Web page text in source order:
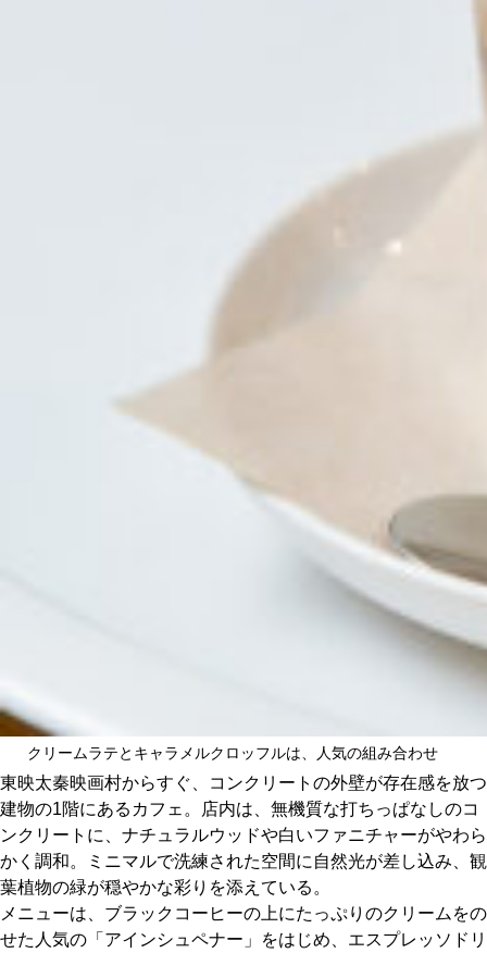
京都おやつクラブ
私と店のはなし
今月の京みやげ
関西で開催。
おすすめの展覧会
おすすめの映画
誠光社で選びました。
おすすめの本
クリームラテとキャラメルクロッフルは、人気の組み合わせ
東映太秦映画村からすぐ、コンクリートの外壁が存在感を放つ
建物の1階にあるカフェ。店内は、無機質な打ちっぱなしのコ
ンクリートに、ナチュラルウッドや白いファニチャーがやわら
かく調和。ミニマルで洗練された空間に自然光が差し込み、観
葉植物の緑が穏やかな彩りを添えている。
メニューは、ブラックコーヒーの上にたっぷりのクリームをの
せた人気の「アインシュペナー」をはじめ、エスプレッソドリ